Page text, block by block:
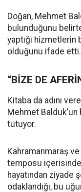
Doğan, Mehmet
bulunduğunu
yaptığı hizmetlerin
olduğunu ifade etti.
“BİZE DE
Kitaba da adını
Mehmet Balduk’un
tutuyor.
Kahramanmaraş
temposu içerisinde
hayatından ziyade
odaklandığı, bu